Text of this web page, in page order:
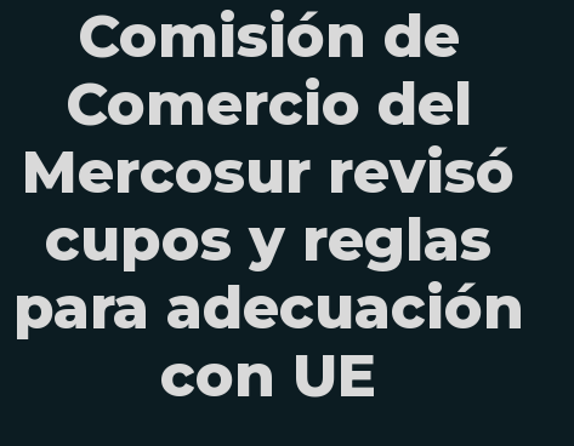
Comisión de
Comercio del
Mercosur revisó
cupos y reglas
para adecuación
con UE